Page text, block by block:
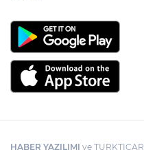
HABER YAZILIMI ve